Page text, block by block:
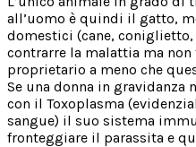
all’uomo è quindi il gatto,
domestici (cane, coniglietto,
contrarre la malattia ma
proprietario a meno che
Se una donna in gravidanza
con il Toxoplasma
sangue) il suo sistema
fronteggiare il parassita e